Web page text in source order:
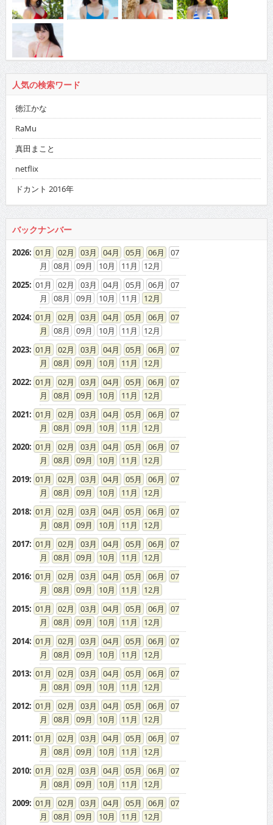
人気の検索ワード
徳江かな
RaMu
真田まこと
netflix
ドカント 2016年
バックナンバー
2026: 01 02 03 04 05 06
07
08
09 10 11
12
2025: 01 02 03 04 05 06
07
08
09 10 11
12
2024: 01 02 03 04 05 06
07
08
09 10 11
12
2023: 01 02 03 04 05 06
07
08
09 10 11
12
2022: 01 02 03 04 05 06
07
08
09 10 11
12
2021: 01 02 03 04 05 06
07
08
09 10 11
12
2020: 01 02 03 04 05 06
07
08
09 10 11
12
2019: 01 02 03 04 05 06
07
08
09 10 11
12
2018: 01 02 03 04 05 06
07
08
09 10 11
12
2017: 01 02 03 04 05 06
07
08
09 10 11
12
2016: 01 02 03 04 05 06
07
08
09 10 11
12
2015: 01 02 03 04 05 06
07
08
09 10 11
12
2014: 01 02 03 04 05 06
07
08
09 10 11
12
2013: 01 02 03 04 05 06
07
08
09 10 11
12
2012: 01 02 03 04 05 06
07
08
09 10 11
12
2011: 01 02 03 04 05 06
07
08
09 10 11
12
2010: 01 02 03 04 05 06
07
08
09 10 11
12
2009: 01 02 03 04 05 06
07
08
09 10 11
12